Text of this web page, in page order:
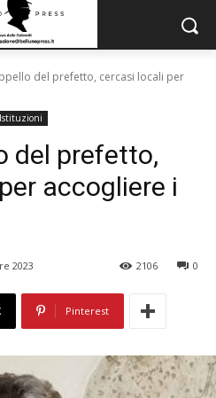
del prefetto, cercasi locali per
Istituzioni
del prefetto,
accogliere i
2023 0
2106
Pinterest